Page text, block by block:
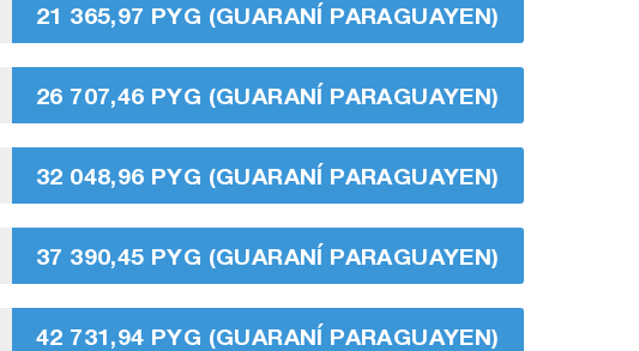
21 365,97 PYG (GUARANÍ PARAGUAYEN)
26 707,46 PYG (GUARANÍ PARAGUAYEN)
32 048,96 PYG (GUARANÍ PARAGUAYEN)
37 390,45 PYG (GUARANÍ PARAGUAYEN)
42 731,94 PYG (GUARANÍ PARAGUAYEN)